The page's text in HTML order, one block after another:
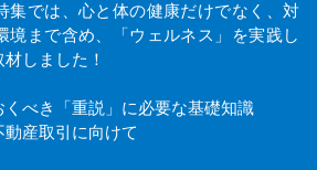
集では、心と体の健康だけでなく、対
境まで含め、「ウェルネス」を実践し
しました！
くべき「重説」に必要な基礎知識
動産取引に向けて